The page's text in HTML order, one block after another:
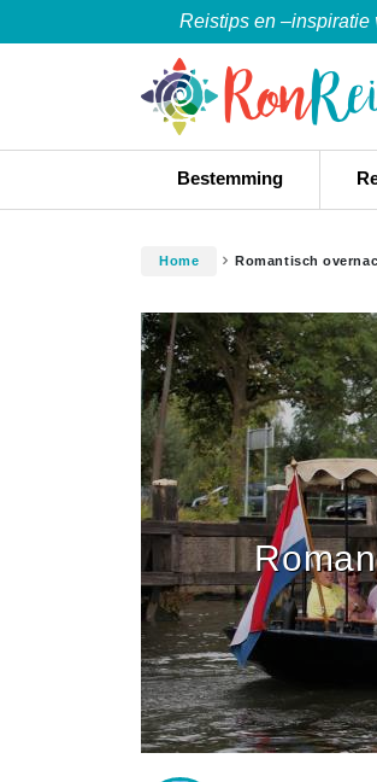
Reistips en –inspiratie
Bestemming
Home Romantisch